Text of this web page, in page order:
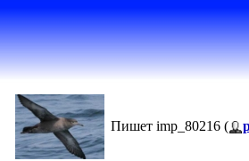
Пишет imp_80216 (